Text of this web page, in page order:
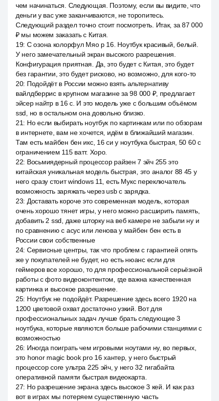
чем начинаться. Следующая. Поэтому, если вы видите, что
деньги у вас уже заканчиваются, не торопитесь.
Следующий раздел точно стоит посмотреть. Итак, за 87 000
₽ мы можем заказать с Китая.
19: С озона колорфул Мяо р 16. Ноутбук красивый, белый.
У него замечательный экран высокого разрешения.
Конфигурация приятная. Да, это будет с Китая, это будет
без гарантии, это будет рисково, но возможно, для кого-то
20: Подойдёт в России можно взять альтернативу
вайлдберрис в крупном магазине за 98 000 ₽, предлагает
эйсер найтр в 16 с. И это модель уже с большим объёмом
ssd, но в остальном она довольно близко.
21: Но если выбирать ноутбук по картинкам или по обзорам
в интернете, вам не хочется, идём в ближайший магазин.
Там есть майбен бен икс, 16 си у ноутбука быстрая, 50 60 с
ограничением 115 ватт. Хоро.
22: Восьмиядерный процессор райзен 7 эйч 255 это
китайская уникальная модель быстрая, это аналог 88 45 у
него сразу стоит windows 11, есть Мукс переключатель
возможность заряжать через usb c зарядка.
23: Доставать короче это современная модель, которая
очень хорошо тянет игры, у него можно расширить память,
добавить 2 ssd, даже шторку на веб камере не забыли ну и
по сравнению с асус или ленова у майбен бен есть в
России свои собственные
24: Сервисные центры, так что проблем с гарантией опять
же у покупателей не будет, но есть нюанс если для
геймеров все хорошо, то для профессиональной серьёзной
работы с фото видеоконтентом, где важна качественная
картинка и высокое разрешение.
25: Ноутбук не подойдёт. Разрешение здесь всего 1920 на
1200 цветовой охват достаточно узкий. Вот для
профессиональных задач лучше брать следующие 3
ноутбука, которые являются больше рабочими станциями с
возможностью
26: Иногда поиграть чем игровыми ноутами ну, во первых,
это honor magic book pro 16 хантер, у него быстрый
процессор core ультра 225 эйч, у него 32 гигабайта
оперативной памяти быстрая видеокарта.
27: Но разрешение экрана здесь высокое 3 кей. И как раз
вот в играх мы потеряем существенную часть